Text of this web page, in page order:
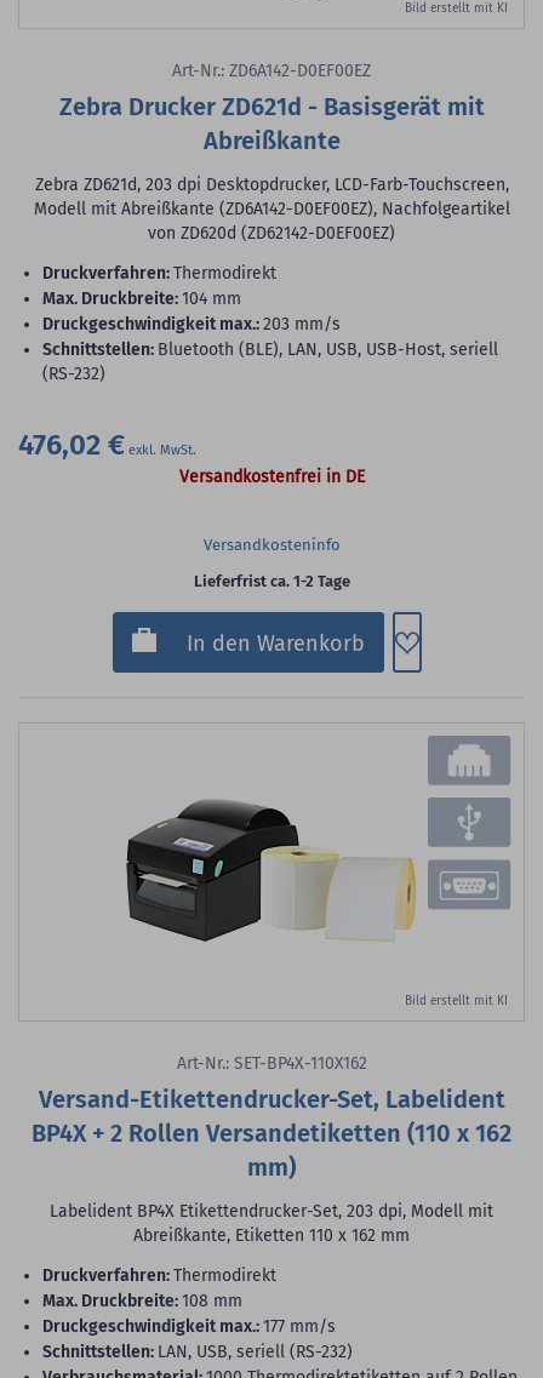
Bild erstellt mit KI
Art-Nr.: ZD6A142-D0EF00EZ
Zebra Drucker ZD621d - Basisgerät mit
Abreißkante
Zebra ZD621d, 203 dpi Desktopdrucker, LCD-Farb-Touchscreen,
Modell mit Abreißkante (ZD6A142-D0EF00EZ), Nachfolgeartikel
von ZD620d (ZD62142-D0EF00EZ)
Druckverfahren:Thermodirekt
max. Druckbreite:104 mm
Druckgeschwindigkeit max.:203 mm/s
Schnittstellen: Bluetooth (BLE), LAN, USB, USB-Host, seriell
(RS-232)
476,02 €
Versandkostenfrei in DE
Versandkosteninfo
Lieferfrist ca. 1-2 Tage
In den Warenkorb Zum
Bild erstellt mit KI
Art-Nr.: SET-BP4X-110X162
Versand-Etikettendrucker-Set, Labelident
BP4X + 2 Rollen Versandetiketten (110 x 162
mm)
Labelident BP4X Etikettendrucker-Set, 203 dpi, Modell mit
Abreißkante, Etiketten 110 x 162 mm
Druckverfahren:Thermodirekt
max. Druckbreite:108 mm
Druckgeschwindigkeit max.:177 mm/s
Schnittstellen: LAN, USB, seriell (RS-232)